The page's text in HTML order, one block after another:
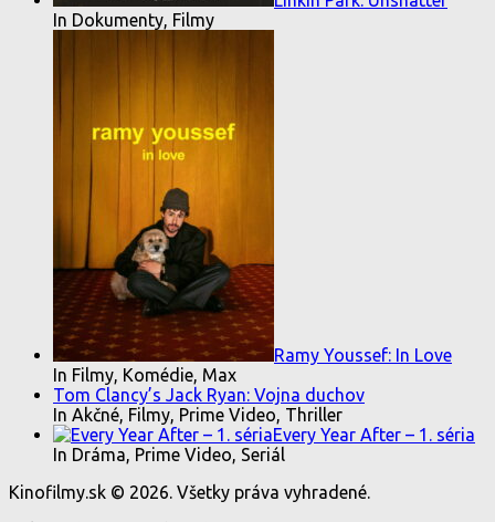
In Dokumenty, Filmy
Ramy Youssef: In Love
In Filmy, Komédie, Max
Tom Clancy’s Jack Ryan: Vojna duchov
In Akčné, Filmy, Prime Video, Thriller
Every Year After – 1. séria
In Dráma, Prime Video, Seriál
Kinofilmy.sk © 2026. Všetky práva vyhradené.